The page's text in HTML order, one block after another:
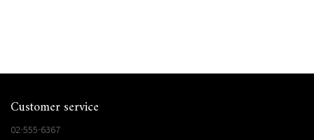
Customer service
02-555-6367